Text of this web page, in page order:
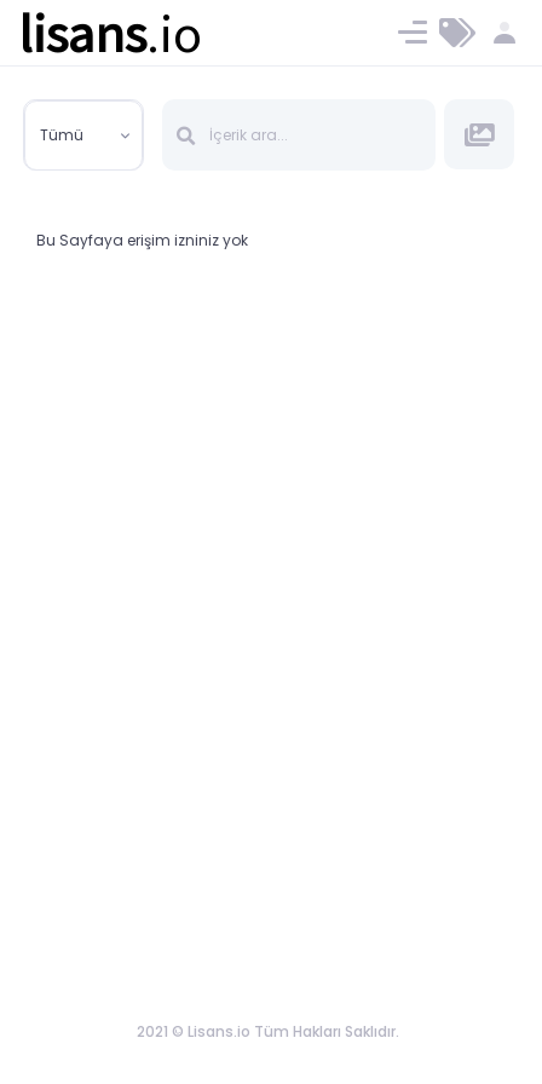
lisans.io Ücret ve Planlar
Tümü
Bu Sayfaya erişim izniniz yok
2021 © Lisans.io Tüm Hakları Saklıdır.